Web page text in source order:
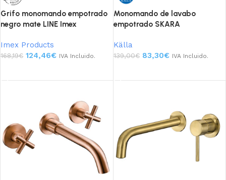
Grifo monomando empotrado
negro mate LINE Imex
Imex Products
168,19€ 124,46€ IVA Incluido.
Monomando de lavabo
empotrado SKARA
Källa
139,00€ 83,30€ IVA Incluido.